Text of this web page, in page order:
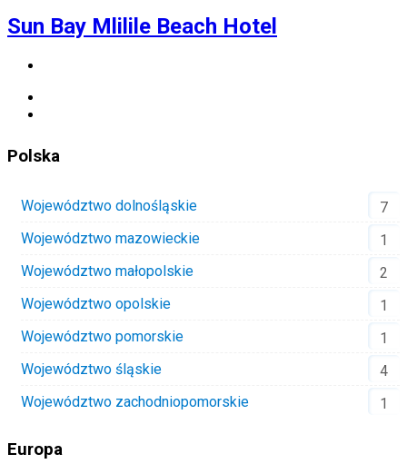
Sun Bay Mlilile Beach Hotel
Polska
Województwo dolnośląskie
7
Województwo mazowieckie
1
Województwo małopolskie
2
Województwo opolskie
1
Województwo pomorskie
1
Województwo śląskie
4
Województwo zachodniopomorskie
1
Europa